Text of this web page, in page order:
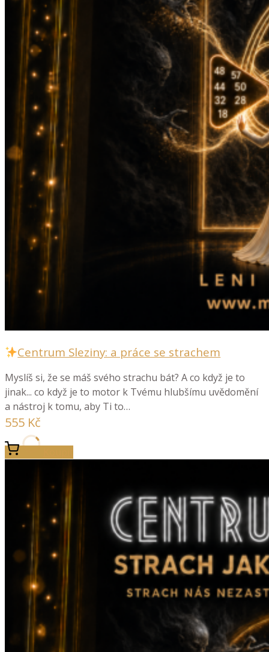
Centrum Sleziny: a práce se strachem
Myslíš si, že se máš svého strachu bát? A co když je to
jinak... co když je to motor k Tvému hlubšímu uvědomění
a nástroj k tomu, aby Ti to…
555 Kč